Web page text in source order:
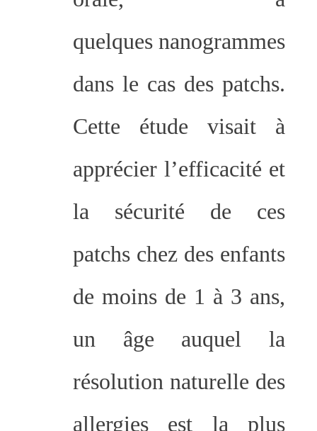
quelques nanogrammes
dans le cas des patchs.
Cette étude visait à
apprécier l’efficacité et
la sécurité de ces
patchs chez des enfants
de moins de 1 à 3 ans,
un âge auquel la
résolution naturelle des
allergies est la plus